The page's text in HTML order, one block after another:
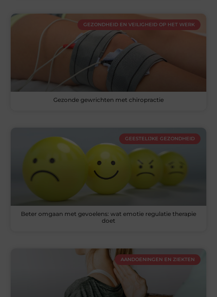
GEZONDHEID EN VEILIGHEID OP HET WERK
Gezonde gewrichten met chiropractie
GEESTELIJKE GEZONDHEID
Beter omgaan met gevoelens: wat emotie regulatie therapie
doet
AANDOENINGEN EN ZIEKTEN